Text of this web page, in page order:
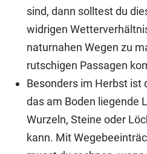
sind, dann solltest du
widrigen
naturnahen Wegen zu
rutschigen Passagen
Besonders im Herbst ist
das am Boden liegende
Wurzeln, Steine oder
kann. Mit